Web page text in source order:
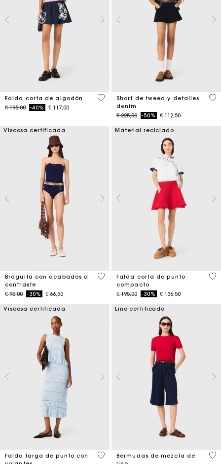
Falda corta de algodón
Price reduced from
€ 195,00to-40% € 117,00
4,2 out of 5 Customer Rating
Short de tweed y detalles
denim
Price reduced from
€ 225,00to-50% € 112,50
3,2
Viscosa certificada
Braguita con acabados a
contraste
Price reduced from
€ 95,00to-30% € 66,50
5 out of 5 Customer Rating
Material reciclado
Falda corta de punto
compacto
Price reduced from
€ 195,00to-30% € 136,50
3,3
Viscosa certificada
Falda larga de punto con
4,1 out of 5 Customer Rating
Lino certificado
Bermudas de mezcla de
5